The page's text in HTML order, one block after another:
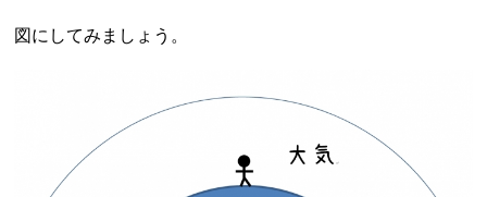
図にしてみましょう。